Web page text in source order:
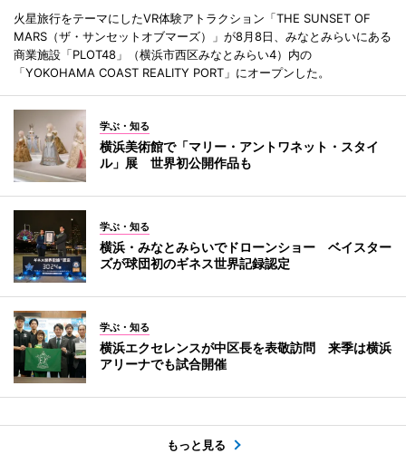
火星旅行をテーマにしたVR体験アトラクション「THE SUNSET OF
MARS（ザ・サンセットオブマーズ）」が8月8日、みなとみらいにある
商業施設「PLOT48」（横浜市西区みなとみらい4）内の
「YOKOHAMA COAST REALITY PORT」にオープンした。
学ぶ・知る
横浜美術館で「マリー・アントワネット・スタイ
ル」展 世界初公開作品も
学ぶ・知る
横浜・みなとみらいでドローンショー ベイスター
ズが球団初のギネス世界記録認定
学ぶ・知る
横浜エクセレンスが中区長を表敬訪問 来季は横浜
アリーナでも試合開催
もっと見る